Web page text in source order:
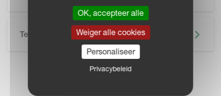
Technische Specificatie
OK, accepteer alle
Weiger alle cookies
Personaliseer
Privacybeleid